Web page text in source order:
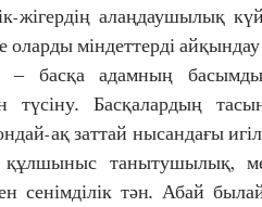
жігердің алаңдаушылық
оларды міндеттерді
‒ басқа адамның
түсіну. Басқалардың
ақ заттай нысандағы
құлшыныс танытушылық,
тән. Абай